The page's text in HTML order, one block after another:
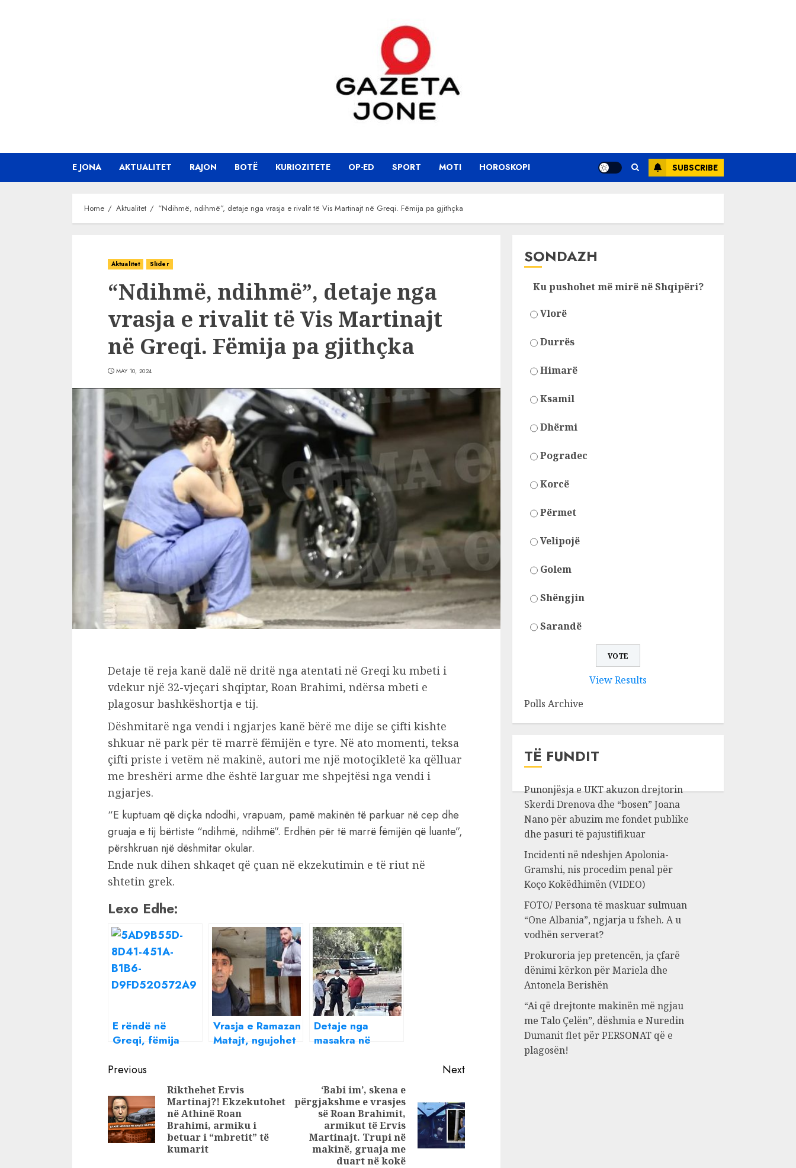
E JONA AKTUALITET RAJON BOTË KURIOZITETE OP-ED SPORT MOTI HOROSKOPI SUBSCRIBE
Home Aktualitet “Ndihmë, ndihmë”, detaje nga vrasja e rivalit të Vis Martinajt në Greqi. Fëmija pa gjithçka
Aktualitet Slider
“Ndihmë, ndihmë”, detaje nga
vrasja e rivalit të Vis Martinajt
në Greqi. Fëmija pa gjithçka
MAY 10, 2024
Detaje të reja kanë dalë në dritë nga atentati në Greqi ku mbeti i
vdekur një 32-vjeçari shqiptar, Roan Brahimi, ndërsa mbeti e
plagosur bashkëshortja e tij.
Dëshmitarë nga vendi i ngjarjes kanë bërë me dije se çifti kishte
shkuar në park për të marrë fëmijën e tyre. Në ato momenti, teksa
çifti priste i vetëm në makinë, autori me një motoçikletë ka qëlluar
me breshëri arme dhe është larguar me shpejtësi nga vendi i
ngjarjes.
“E kuptuam që diçka ndodhi, vrapuam, pamë makinën të parkuar në cep dhe
gruaja e tij bërtiste “ndihmë, ndihmë”. Erdhën për të marrë fëmijën që luante”,
përshkruan një dëshmitar okular.
Ende nuk dihen shkaqet që çuan në ekzekutimin e të riut në
shtetin grek.
Lexo Edhe:
E rëndë në
Greqi, fëmija
në pishinë, babai
po punonte në
oborrin e
shtëpisë
Vrasja e Ramazan
Matajt, ngujohet
Më ka rënë
bombë në shtëpi,
kam nevojë për
ndihmë
Detaje nga
masakra në
Continue
Reading
Previous
Previous
post:
Rikthehet Ervis
Martinaj?! Ekzekutohet
në Athinë Roan
Brahimi, armiku i
betuar i “mbretit” të
kumarit
Next
post:
‘Babi im’, skena e
përgjakshme e vrasjes
së Roan Brahimit,
armikut të Ervis
Martinajt. Trupi në
makinë, gruaja me
duart në kokë
SONDAZH
Ku pushohet më mirë në Shqipëri?
Vlorë
Durrës
Himarë
Ksamil
Dhërmi
Pogradec
Korcë
Përmet
Velipojë
Golem
Shëngjin
Sarandë
View Results
Polls Archive
TË FUNDIT
Punonjësja e UKT akuzon drejtorin
Skerdi Drenova dhe “bosen” Joana
Nano për abuzim me fondet publike
dhe pasuri të pajustifikuar
Incidenti në ndeshjen Apolonia-
Gramshi, nis procedim penal për
Koço Kokëdhimën (VIDEO)
FOTO/ Persona të maskuar sulmuan
“One Albania”, ngjarja u fsheh. A u
vodhën serverat?
Prokuroria jep pretencën, ja çfarë
dënimi kërkon për Mariela dhe
Antonela Berishën
“Ai që drejtonte makinën më ngjau
me Talo Çelën”, dëshmia e Nuredin
Dumanit flet për PERSONAT që e
plagosën!